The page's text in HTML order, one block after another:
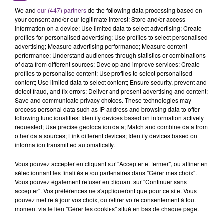
région.
TITRES DIFFUSÉS
18h16
18h16 18h08
18h08
We and our (447) partnersdo the following data processing based on
your consent and/or our legitimate interest: Store and/or access
information on a device; Use limited data to select advertising; Create
profiles for personalised advertising; Use profiles to select personalised
advertising; Measure advertising performance; Measure content
performance; Understand audiences through statistics or combinations
of data from different sources; Develop and improve services; Create
profiles to personalise content; Use profiles to select personalised
content; Use limited data to select content; Ensure security, prevent and
detect fraud, and fix errors; Deliver and present advertising and content;
Save and communicate privacy choices. These technologies may
process personal data such as IP address and browsing data to offer
following functionalities: Identify devices based on information actively
requested; Use precise geolocation data; Match and combine data from
other data sources; Link different devices; Identify devices based on
information transmitted automatically.
Vous pouvez accepter en cliquant sur "Accepter et fermer", ou affiner en
sélectionnant les finalités et/ou partenaires dans "Gérer mes choix".
Vous pouvez également refuser en cliquant sur "Continuer sans
accepter". Vos préférences ne s'appliqueront que pour ce site. Vous
pouvez mettre à jour vos choix, ou retirer votre consentement à tout
moment via le lien "Gérer les cookies" situé en bas de chaque page.